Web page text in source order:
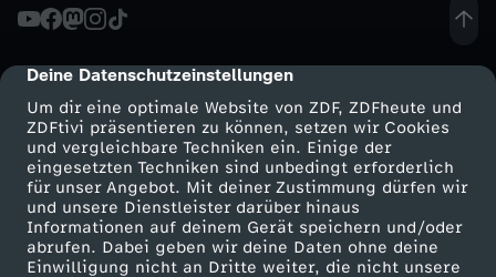
cmp-dialog-description
Deine Datenschutzeinstellungen
Um dir eine optimale Website von ZDF, ZDFheute und
ZDFtivi präsentieren zu können, setzen wir Cookies
und vergleichbare Techniken ein. Einige der
eingesetzten Techniken sind unbedingt erforderlich
für unser Angebot. Mit deiner Zustimmung dürfen wir
und unsere Dienstleister darüber hinaus
Informationen auf deinem Gerät speichern und/oder
abrufen. Dabei geben wir deine Daten ohne deine
Einwilligung nicht an Dritte weiter, die nicht unsere
-
G
e
n
e
Mehr ZDF
ZDF-Apps
Service
ZDFmitreden